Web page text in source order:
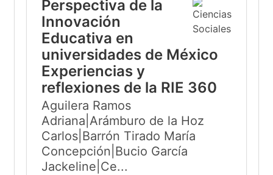
Perspectiva de la
Innovación
Educativa en
universidades de México
Experiencias y
reflexiones de la RIE 360
Aguilera Ramos
Adriana|Arámburo de la Hoz
Carlos|Barrón Tirado María
Concepción|Bucio García
Jackeline|Ce...